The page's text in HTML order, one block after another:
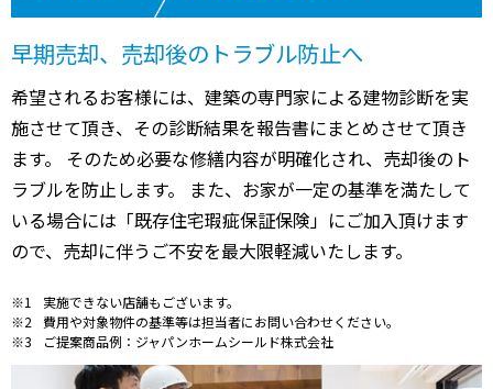
早期売却、売却後のトラブル防止へ
希望されるお客様には、建築の専門家による建物診断を実
施させて頂き、その診断結果を報告書にまとめさせて頂き
ます。 そのため必要な修繕内容が明確化され、売却後のト
ラブルを防止します。 また、お家が一定の基準を満たして
いる場合には「既存住宅瑕疵保証保険」にご加入頂けます
ので、売却に伴うご不安を最大限軽減いたします。
実施できない店舗もございます。
費用や対象物件の基準等は担当者にお問い合わせください。
ご提案商品例：ジャパンホームシールド株式会社